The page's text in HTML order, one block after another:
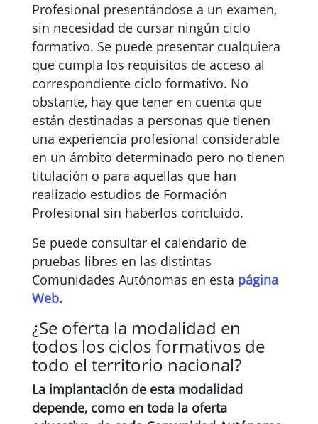
Profesional presentándose a un examen,
sin necesidad de cursar ningún ciclo
formativo. Se puede presentar cualquiera
que cumpla los requisitos de acceso al
correspondiente ciclo formativo. No
obstante, hay que tener en cuenta que
están destinadas a personas que tienen
una experiencia profesional considerable
en un ámbito determinado pero no tienen
titulación o para aquellas que han
realizado estudios de Formación
Profesional sin haberlos concluido.
Se puede consultar el calendario de
pruebas libres en las distintas
Comunidades Autónomas en esta página
Web.
¿Se oferta la modalidad en
todos los ciclos formativos de
todo el territorio nacional?
La implantación de esta modalidad
depende, como en toda la oferta